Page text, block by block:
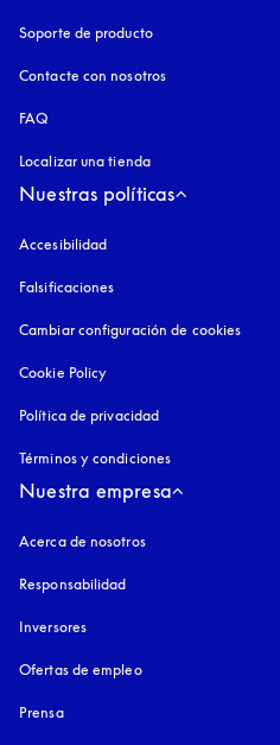
Soporte de producto
Contacte con nosotros
FAQ
Localizar una tienda
Nuestras políticas
Accesibilidad
Falsificaciones
Cambiar configuración de cookies
Cookie Policy
Política de privacidad
Términos y condiciones
Nuestra empresa
Acerca de nosotros
Responsabilidad
Inversores
Ofertas de empleo
Prensa